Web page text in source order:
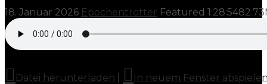
18. Januar 2026 Epochentrotter Featured 1:28:54
Datei herunterladen In neuem Fenster